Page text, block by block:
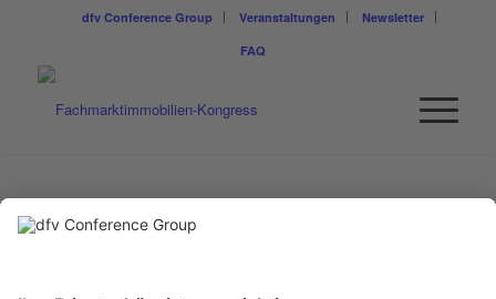
dfv Conference Group Veranstaltungen
Newsletter
FAQ